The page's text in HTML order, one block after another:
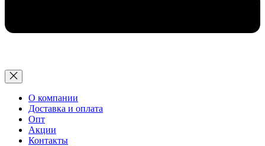
О компании
Доставка и оплата
Опт
Акции
Контакты